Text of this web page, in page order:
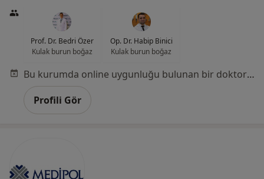
Prof. Dr. Bedri Özer
Kulak burun boğaz
Op. Dr. Habip Binici
Kulak burun boğaz
Bu kurumda online uygunluğu bulunan bir doktor veya uzman bulunamadı
Profili Gör